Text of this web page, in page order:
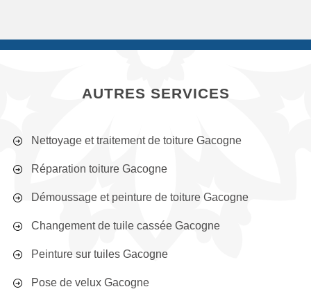
AUTRES SERVICES
Nettoyage et traitement de toiture Gacogne
Réparation toiture Gacogne
Démoussage et peinture de toiture Gacogne
Changement de tuile cassée Gacogne
Peinture sur tuiles Gacogne
Pose de velux Gacogne